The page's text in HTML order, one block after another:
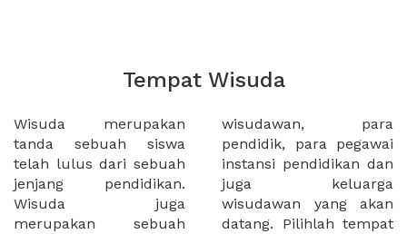
Tempat Wisuda
Wisuda merupakan
tanda sebuah siswa
telah lulus dari sebuah
jenjang pendidikan.
Wisuda juga
merupakan sebuah
wisudawan, para
pendidik, para pegawai
instansi pendidikan dan
juga keluarga
wisudawan yang akan
datang. Pilihlah tempat